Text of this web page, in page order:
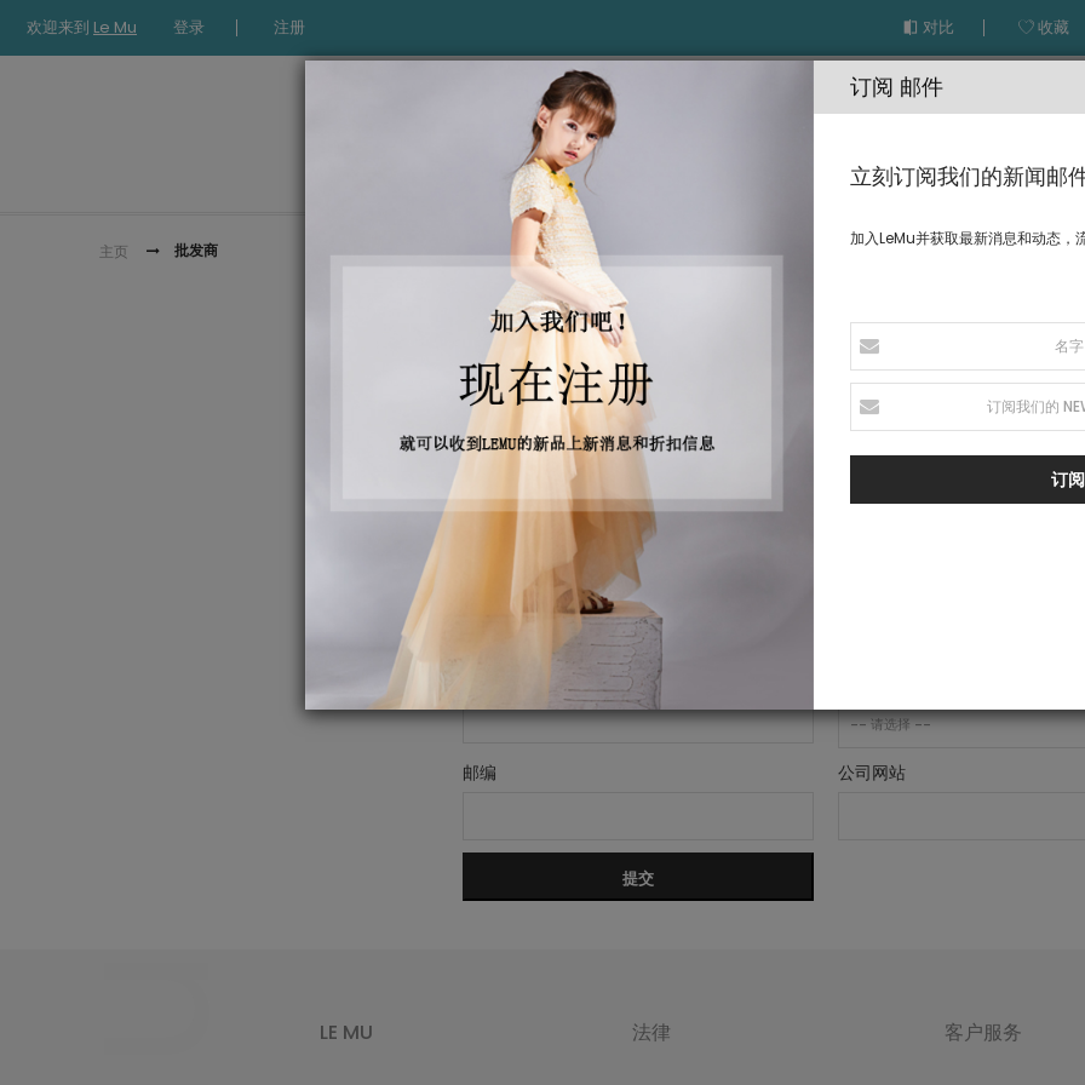
欢迎来到 Le Mu 登录 注册 对比 收藏
主页 批发商
批发商
对不起，请先登录您的批发账户或者提交信息给我们，我们将在72小时内联系您
名字* 邮箱*
公司地址
邮编 公司网站
提交
订阅 邮件
立刻订阅我们的新闻邮
加入LeMu并获取最新消息和动态，
订阅
LE MU 法律 客户服务